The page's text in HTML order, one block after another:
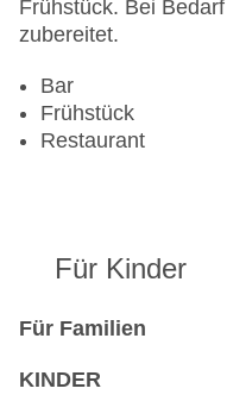
Frühstück. Bei
zubereitet.
Bar
Frühstück
Restaurant
Für Kinder
Für Familien
KINDER